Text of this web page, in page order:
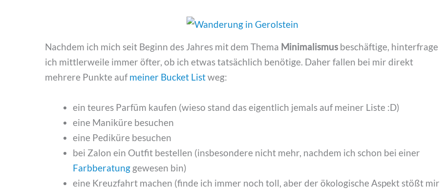
Nachdem ich mich seit Beginn des Jahres mit dem Thema Minimalismus beschäftige, hinterfrage
ich mittlerweile immer öfter, ob ich etwas tatsächlich benötige. Daher fallen bei mir direkt
mehrere Punkte aufmeiner Bucket Listweg:
ein teures Parfüm kaufen (wieso stand das eigentlich jemals auf meiner Liste :D)
eine Maniküre besuchen
eine Pediküre besuchen
bei Zalon ein Outfit bestellen (insbesondere nicht mehr, nachdem ich schon bei einer
Farbberatung gewesen bin)
eine Kreuzfahrt machen (finde ich immer noch toll, aber der ökologische Aspekt stößt mir